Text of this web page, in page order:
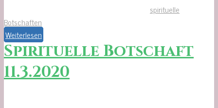
spirituelle
Botschaften
Weiterlesen
Spirituelle Botschaft
11.3.2020